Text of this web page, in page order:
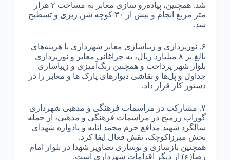
شد. همچنین، پیاده‌رو سازی معابر به مساحت ۲ هزار
متر مربع انجام و بیش از ۳۰ کوچه شن ریزی و تسطیح
شد.
۶. نورپردازی و زیباسازی معابر شهرداری با هزینه‌های
بالغ بر ۸ میلیارد ریال، به چراغانی معابر و نورپردازی
بلوار شهر پرداخت و همچنین رنگ‌آمیزی و زیباسازی
جداول و پل‌ها و نقاشی دیوارهای پارک ها و معابر را در
دستور کار قرار داد.
۷. مشارکت در مراسمات فرهنگی و مذهبی شهرداری
گوراب زرمیخ در مراسمات فرهنگی و مذهبی، از جمله
سالگرد شهید مدافع حرم محمد اتابه و یادواره شهدای
بخش میرزاکوچک، نقش فعال ایفا کرد.
همچنین بازسازی و نوسازی تصاویر شهدا در بلوار امام
رضا(ع) از دیگر اقدامات شهرداری است.